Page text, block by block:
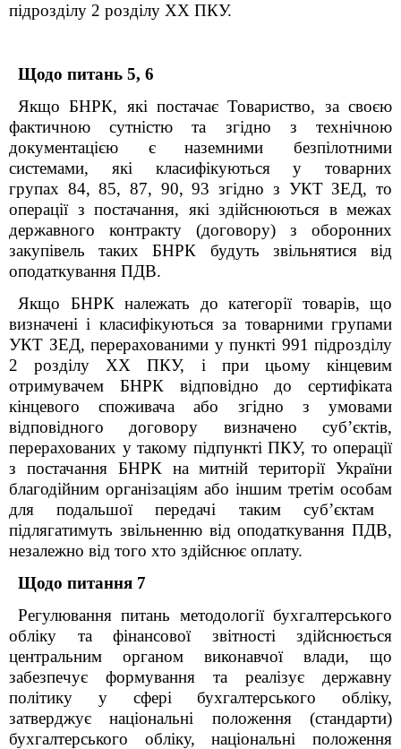
підрозділу 2 розділу XX ПКУ.
Щодо питань 5, 6
Якщо БНРК, які постачає Товариство, за своєю
фактичною сутністю та згідно з технічною
документацією є
наземними безпілотними
системами, які класифікуються у товарних
групах 84, 85, 87, 90, 93 згідно з УКТ ЗЕД, то
операції з постачання, які здійснюються в межах
державного контракту (договору) з оборонних
закупівельтакихБНРК будуть звільнятися від
оподаткування ПДВ.
Якщо БНРК належать до категорії товарів, що
визначені і класифікуються за товарними групами
УКТ ЗЕД, перерахованими у пункті 991 підрозділу
2 розділу XX ПКУ, і при цьому кінцевим
отримувачем БНРК відповідно до сертифіката
кінцевого споживача або згідно з умовами
відповідного договору визначено суб’єктів,
перерахованих у такому підпункті ПКУ, то операції
з постачання БНРКна митній території України
благодійним організаціям або іншим третім особам
для подальшої передачі таким суб’єктам
підлягатимуть звільненню від оподаткування ПДВ,
незалежно від того хто здійснює оплату.
Щодо питання 7
Регулювання питань методології бухгалтерського
обліку та фінансової звітності здійснюється
центральним органом виконавчої влади, що
забезпечує формування та реалізує державну
політику у сфері бухгалтерського обліку,
затверджує національні положення (стандарти)
бухгалтерського обліку, національні положення